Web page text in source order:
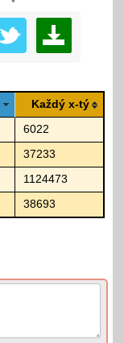
Každý x-tý
6022
37233
1124473
38693